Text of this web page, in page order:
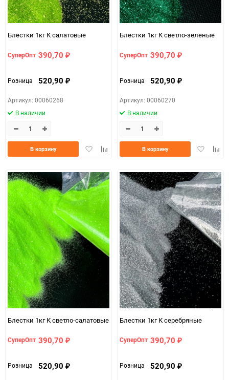
Блестки 1кг К салатовые
СуперОпт 390,70 ₽
Розница 520,90 ₽
Артикул: 00060268
В наличии
ДобавитьДобавить
В корзину
Блестки 1кг К светло-зеленые
СуперОпт 390,70 ₽
Розница 520,90 ₽
Артикул: 00060270
В наличии
Добавить
В корзину
Блестки 1кг К светло-салатовые
СуперОпт 390,70 ₽
Розница 520,90 ₽
Блестки 1кг К серебряные
СуперОпт 390,70 ₽
Розница 520,90 ₽